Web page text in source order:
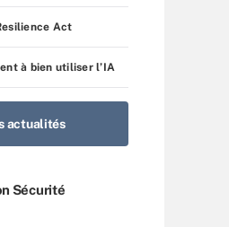
Act
à bien utiliser l’IA
actualités
Sécurité